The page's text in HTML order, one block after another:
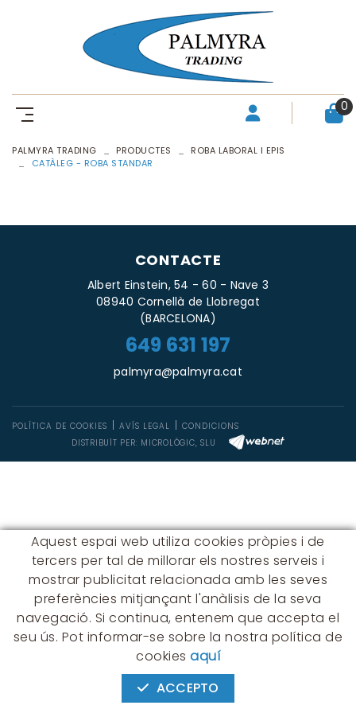
0
PALMYRA TRADING PRODUCTES
ROBA LABORAL I EPIS
CATÀLEG - ROBA STANDAR
CONTACTE
Albert Einstein, 54 - 60 - Nave 3
08940 Cornellà de Llobregat
(BARCELONA)
649 631 197
palmyra@palmyra.cat
POLÍTICA DE COOKIES AVÍS LEGAL
CONDICIONS
DISTRIBUÏT PER: MICROLÒGIC, SLU
Aquest espai web utiliza cookies pròpies i de
tercers per tal de millorar els nostres serveis i
mostrar publicitat relacionada amb les seves
preferències mitjançant l'anàlisis de la seva
navegació. Si continua, entenem que accepta el
seu ús. Pot informar-se sobre la nostra política de
cookies aquí
ACCEPTO